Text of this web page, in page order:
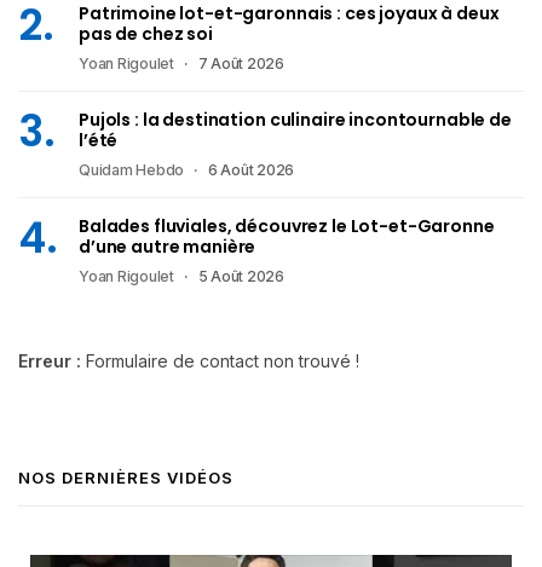
Patrimoine lot-et-garonnais : ces joyaux à deux
pas de chez soi
Yoan Rigoulet 7 Août 2026
Pujols : la destination culinaire incontournable de
l’été
Quidam Hebdo 6 Août 2026
Balades fluviales, découvrez le Lot-et-Garonne
d’une autre manière
Yoan Rigoulet 5 Août 2026
Erreur : Formulaire de contact non trouvé !
NOS DERNIÈRES VIDÉOS